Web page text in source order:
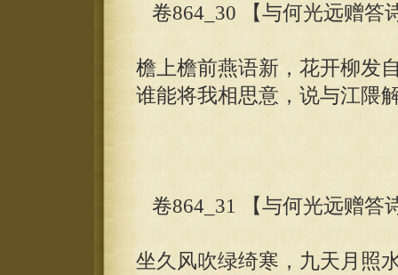
卷864_30 【与何光远赠答
檐上檐前燕语新，花开柳发
谁能将我相思意，说与江隈
卷864_31 【与何光远赠答
坐久风吹绿绮寒，九天月照